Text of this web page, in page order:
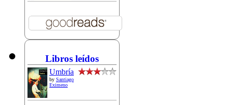
Libros leídos
Umbría
by Santiago
Eximeno